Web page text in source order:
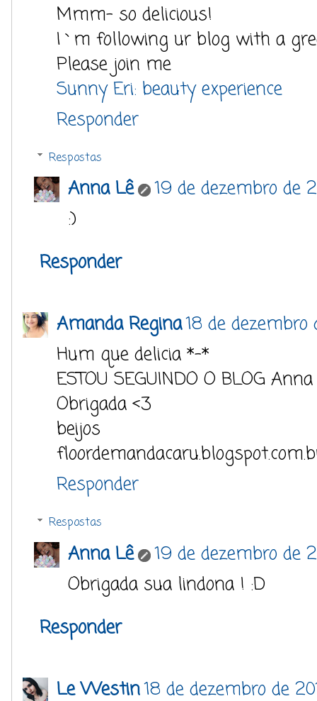
Mmm- so delicious!
I`m following ur blog with a
Please join me
Sunny Eri: beauty experience
Responder
Respostas
Anna Lê
19 de dezembro de
:)
Responder
Amanda Regina18 de dezembro
Hum que delicia *-*
ESTOU SEGUINDO O BLOG Anna
Obrigada <3
beijos
Responder
Respostas
Anna Lê
19 de dezembro de
Obrigada sua lindona ! :D
Responder
Le Westin18 de dezembro de